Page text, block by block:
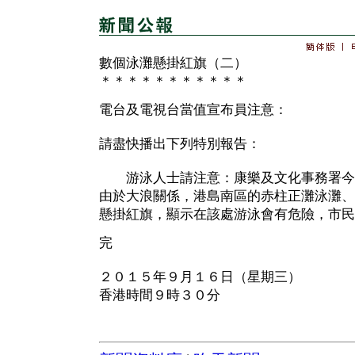
數個泳灘懸掛紅旗（二）
＊＊＊＊＊＊＊＊＊＊＊
電台及電視台當值宣布員注意：
請盡快播出下列特別報告：
游泳人士請注意：康樂及文化事務署今
由於大浪關係，港島南區的赤柱正灘泳灘
懸掛紅旗，顯示在該處游泳會有危險，市
完
２０１５年９月１６日（星期三）
香港時間９時３０分